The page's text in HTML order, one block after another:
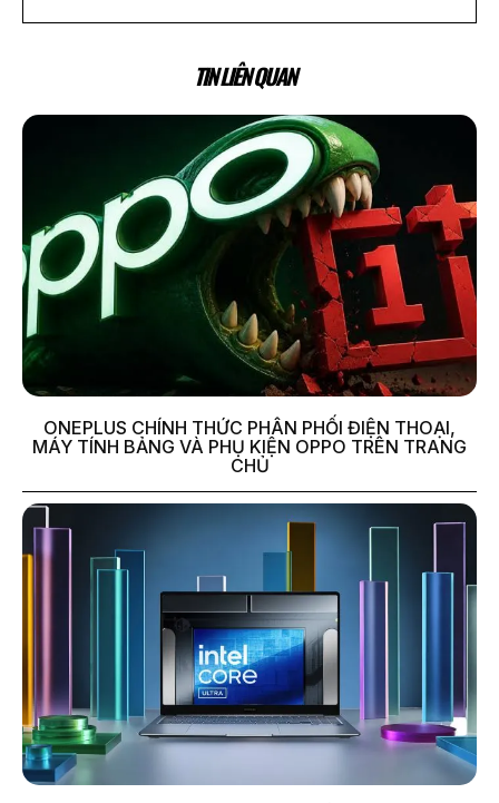
TIN LIÊN QUAN
ONEPLUS CHÍNH THỨC PHÂN PHỐI ĐIỆN THOẠI,
MÁY TÍNH BẢNG VÀ PHỤ KIỆN OPPO TRÊN TRANG
CHỦ